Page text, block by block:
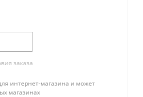
заказа
интернет-магазина и может
магазинах